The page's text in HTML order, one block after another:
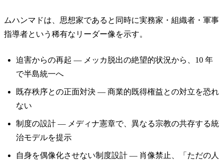
ムハンマドは、思想家であると同時に実務家・組織者・軍事
指導者という稀有なリーダー像を示す。
迫害からの再起 — メッカ脱出の絶望的状況から、10 年
で半島統一へ
既存秩序との正面対決 — 商業的既得権益との対立を恐れ
ない
制度の設計 — メディナ憲章で、異なる宗教の共存する統
治モデルを提示
自身を偶像化させない制度設計 — 肖像禁止、「ただの人